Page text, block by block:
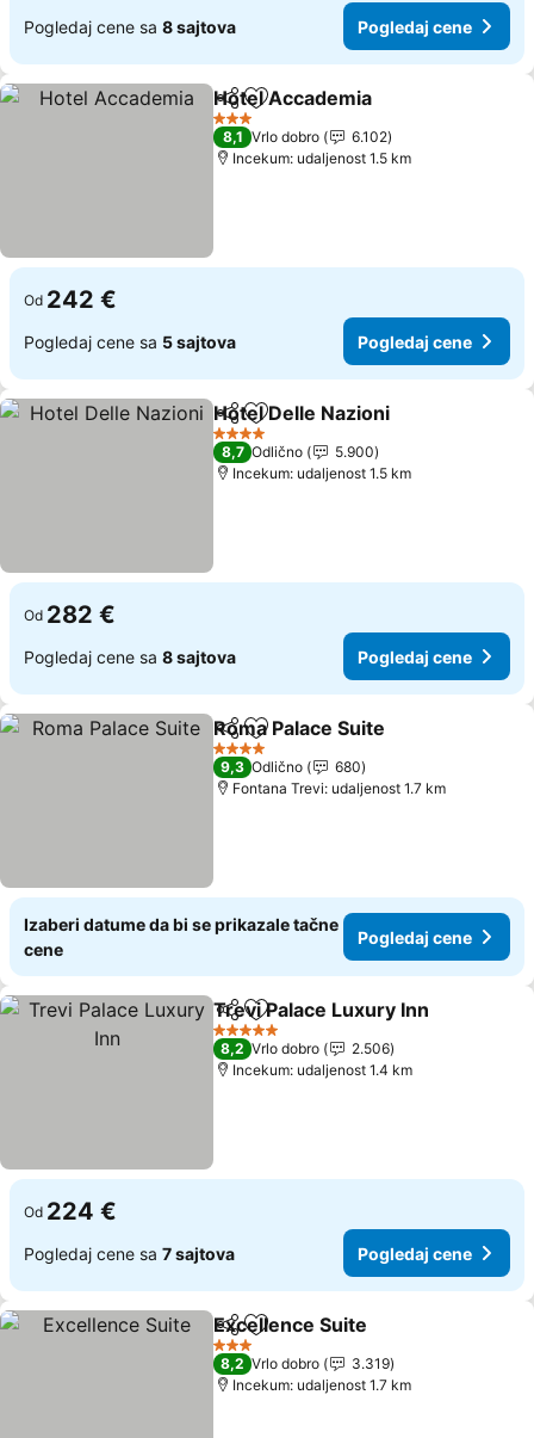
Pogledaj cene sa 8 sajtova Pogledaj cene
Deli Dodati u favorite
Hotel Accademia
3 Zvezdice
8,1 Vrlo dobro
6.102
Incekum: udaljenost 1.5 km
Od 242 €
Pogledaj cene sa 5 sajtova Pogledaj cene
Deli Dodati u favorite
Hotel Delle Nazioni
4 Zvezdice
8,7 Odlično
5.900
Incekum: udaljenost 1.5 km
Od 282 €
Pogledaj cene sa 8 sajtova Pogledaj cene
Deli Dodati u favorite
Roma Palace Suite
4 Zvezdice
9,3 Odlično
680
Fontana Trevi: udaljenost 1.7 km
Izaberi datume da bi se prikazale tačne
cene
Pogledaj cene
Deli Dodati u favorite
Trevi Palace Luxury Inn
5 Zvezdice
8,2 Vrlo dobro
2.506
Incekum: udaljenost 1.4 km
Od 224 €
Pogledaj cene sa 7 sajtova Pogledaj cene
Deli Dodati u favorite
Excellence Suite
3 Zvezdice
8,2 Vrlo dobro
3.319
Incekum: udaljenost 1.7 km